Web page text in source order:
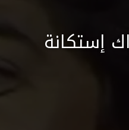
إستكانة